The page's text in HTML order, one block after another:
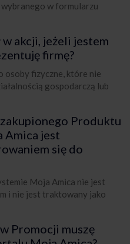
w formularzu
w akcji, jeżeli jestem
firmę?
osoby fizyczne, które nie
gospodarczą lub
Produktu
Amica jest
się do
Moja Amica nie jest
i nie jest traktowany jako
Promocji muszę